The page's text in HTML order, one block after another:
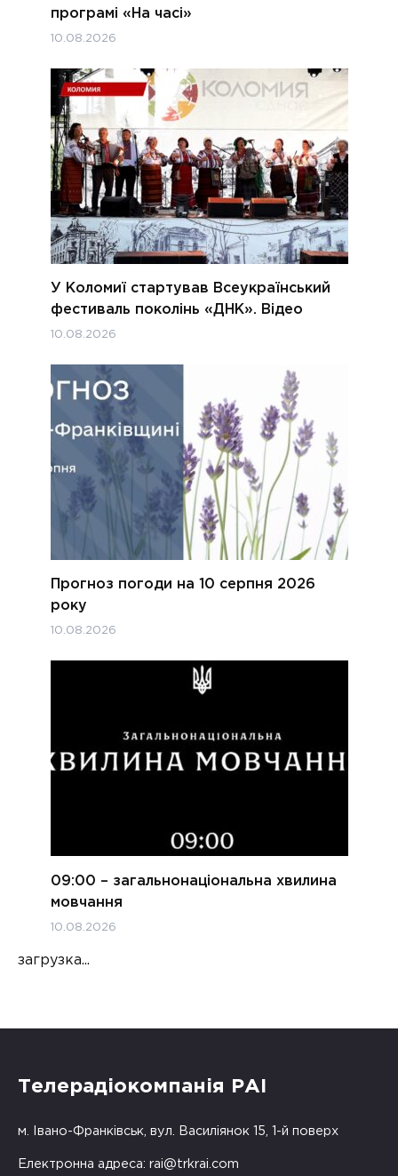
програмі «На часі»
10.08.2026
У Коломиї стартував Всеукраїнський
фестиваль поколінь «ДНК». Відео
10.08.2026
Прогноз погоди на 10 серпня 2026
року
10.08.2026
09:00 – загальнонаціональна хвилина
мовчання
10.08.2026
загрузка...
Телерадіокомпанія РАІ
м. Івано-Франківськ, вул. Василіянок 15, 1-й поверх
Електронна адреса: rai@trkrai.com